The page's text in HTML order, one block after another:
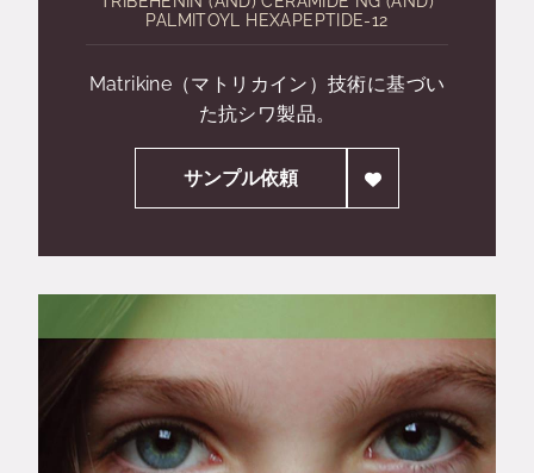
PALMITOYL HEXAPEPTIDE-12
Matrikine（マトリカイン）技術に基づい
た抗シワ製品。
サンプル依頼